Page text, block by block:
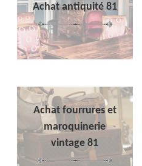
Achat antiquité 81
Achat fourrures et
maroquinerie
vintage 81